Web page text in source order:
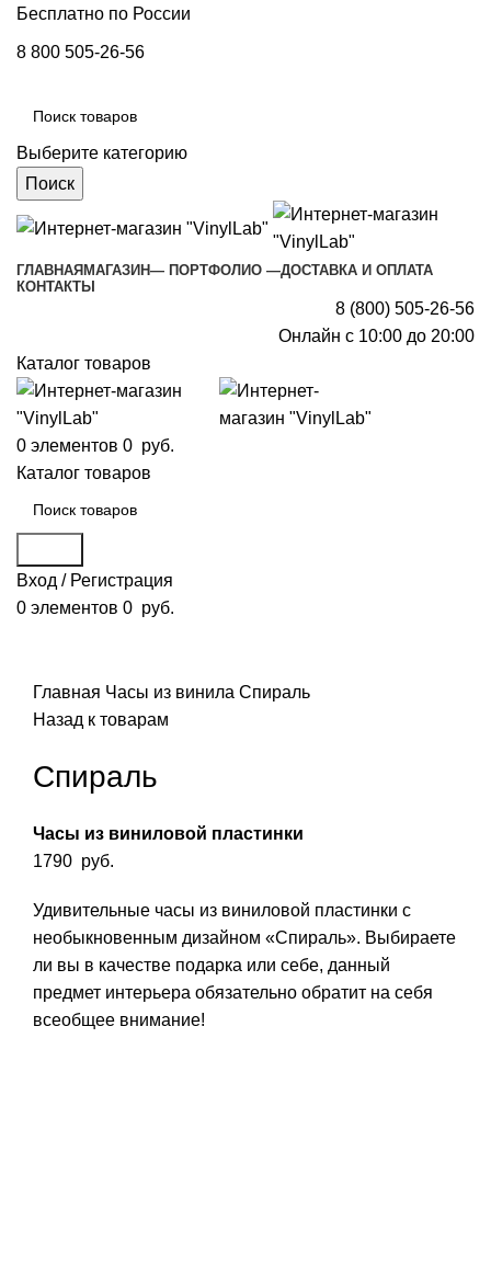
Бесплатно по России
8 800 505-26-56
Выберите категорию
Поиск
ГЛАВНАЯ МАГАЗИН— ПОРТФОЛИО —ДОСТАВКА И ОПЛАТА
КОНТАКТЫ
8 (800) 505-26-56
Онлайн с 10:00 до 20:00
Каталог товаров
0 элементов 0 руб.
Каталог товаров
Вход / Регистрация
0 элементов 0 руб.
Главная Часы из винила Спираль
Назад к товарам
Спираль
Часы из виниловой пластинки
1790 руб.
Удивительные часы из виниловой пластинки с
необыкновенным дизайном «Спираль». Выбираете
ли вы в качестве подарка или себе, данный
предмет интерьера обязательно обратит на себя
всеобщее внимание!